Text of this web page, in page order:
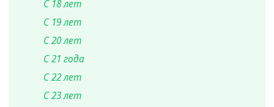
С 18 лет
С 19 лет
С 20 лет
С 21 года
С 22 лет
С 23 лет